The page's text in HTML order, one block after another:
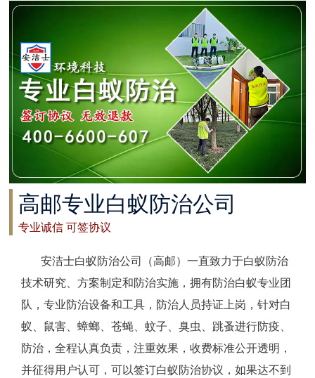
太仓白蚁防治
常州白蚁防治
溧阳白蚁防治
南通白蚁防治
如东白蚁防治
如皋白蚁防治
海安白蚁防治
泰州白蚁防治
兴化白蚁防治
靖江白蚁防治
泰兴白蚁防治
高邮专业白蚁防治公司
专业诚信 可签协议
安洁士白蚁防治公司（高邮）一直致力于白蚁防治
技术研究、方案制定和防治实施，拥有防治白蚁专业团
队，专业防治设备和工具，防治人员持证上岗，针对白
蚁、鼠害、蟑螂、苍蝇、蚊子、臭虫、跳蚤进行防疫、
防治，全程认真负责，注重效果，收费标准公开透明，
并征得用户认可，可以签订白蚁防治协议，如果达不到